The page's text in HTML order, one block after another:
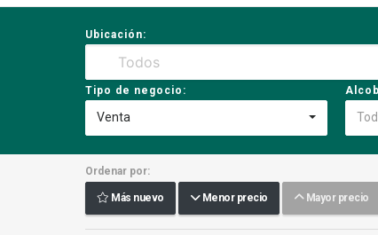
Ubicación:
Tipo de negocio:
Venta
Ordenar por:
Más nuevo Menor precio Mayor precio